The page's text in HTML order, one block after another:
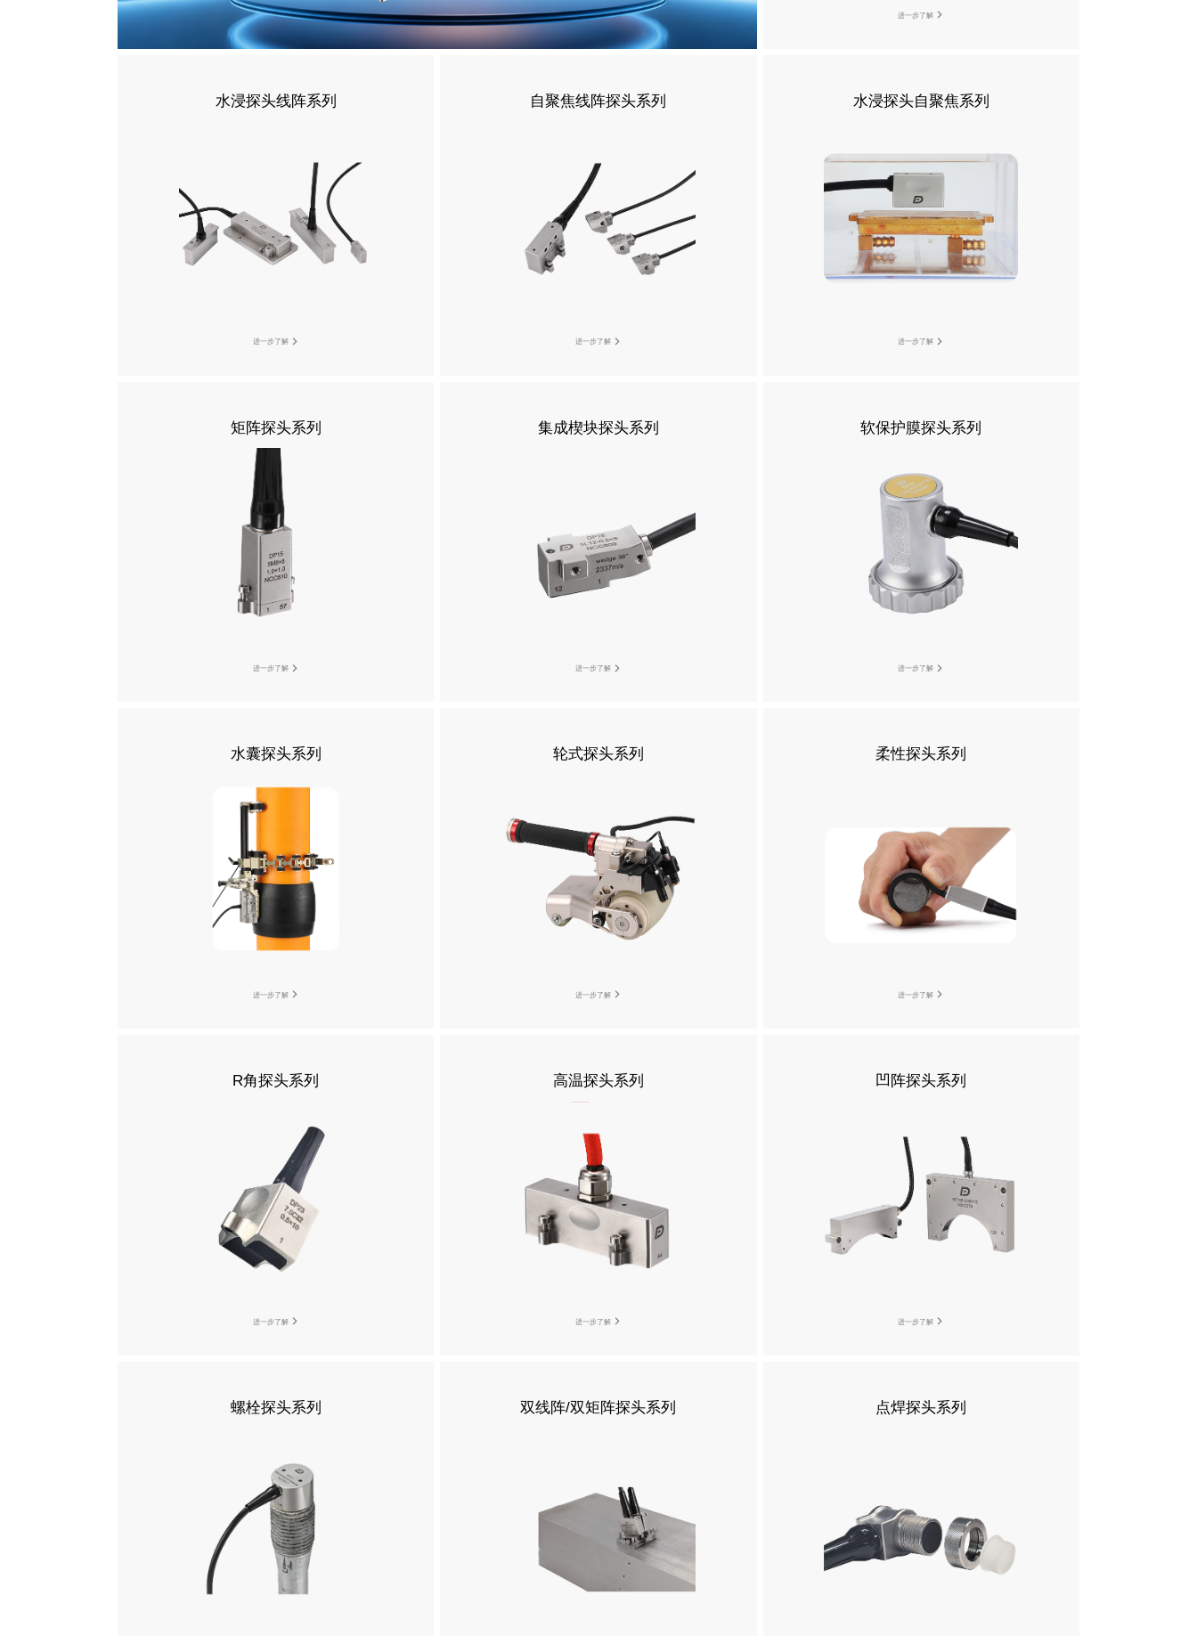
进一步了解
水浸探头线阵系列
进一步了解
自聚焦线阵探头系列
进一步了解
水浸探头自聚焦系列
进一步了解
矩阵探头系列
进一步了解
集成楔块探头系列
进一步了解
软保护膜探头系列
进一步了解
水囊探头系列
进一步了解
轮式探头系列
进一步了解
柔性探头系列
进一步了解
R角探头系列
进一步了解
高温探头系列
进一步了解
凹阵探头系列
进一步了解
螺栓探头系列 双线阵/双矩阵探头系列 点焊探头系列